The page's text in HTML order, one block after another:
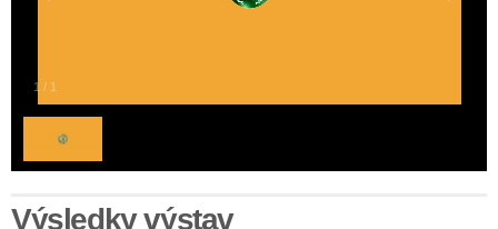
1 / 1
Výsledky výstav